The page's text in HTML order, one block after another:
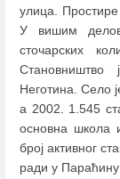
улица.
У вишим
сточарских
Неготина. Село
а 2002. 1.545
основна школа
број активног
ради у